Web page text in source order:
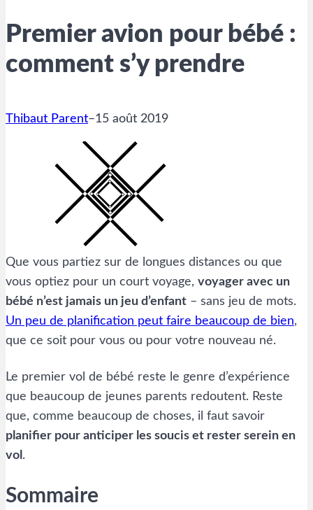
Premier avion pour bébé :
comment s’y prendre
Thibaut Parent–15 août 2019
Que vous partiez sur de longues distances ou que
vous optiez pour un court voyage, voyager avec un
bébé n’est jamais un jeu d’enfant – sans jeu de mots.
Un peu de planification peut faire beaucoup de bien,
que ce soit pour vous ou pour votre nouveau né.
Le premier vol de bébé reste le genre d’expérience
que beaucoup de jeunes parents redoutent. Reste
que, comme beaucoup de choses, il faut savoir
planifier pour anticiper les soucis et rester serein en
vol .
Sommaire